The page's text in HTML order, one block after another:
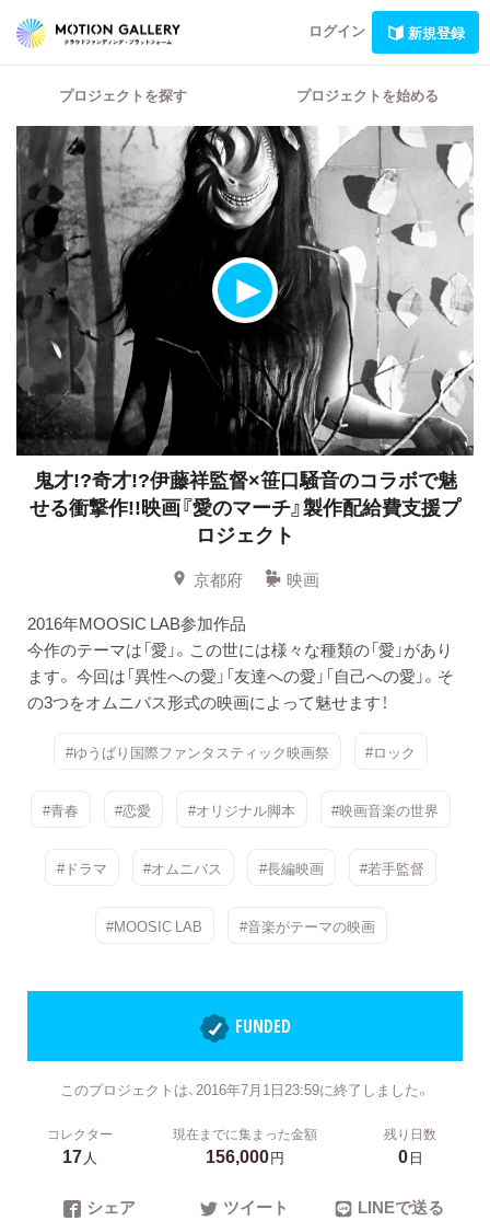
ログイン 新規登録
プロジェクトを探す プロジェクトを始める
鬼才!?奇才!?伊藤祥監督×笹口騒音のコラボで魅
せる衝撃作!!映画『愛のマーチ』製作配給費支援プ
ロジェクト
京都府
映画
2016年MOOSIC LAB参加作品
今作のテーマは「愛」。この世には様々な種類の「愛」があり
ます。 今回は「異性への愛」「友達への愛」「自己への愛」。そ
の3つをオムニバス形式の映画によって魅せます！
#ゆうばり国際ファンタスティック映画祭 #ロック
#青春 #恋愛 #オリジナル脚本 #映画音楽の世界
#ドラマ #オムニバス #長編映画 #若手監督
#MOOSIC LAB #音楽がテーマの映画
FUNDED
このプロジェクトは、2016年7月1日23:59に終了しました。
コレクター
17人
現在までに集まった金額
156,000円
残り日数
0日
シェア ツイート LINEで送る